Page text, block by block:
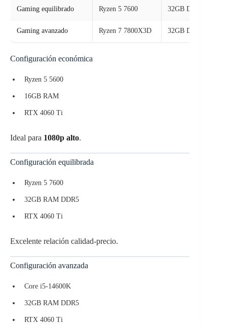
Gaming equilibrado Ryzen 5 7600 32GB DDR5
Gaming avanzado Ryzen 7 7800X3D 32GB DDR5
Configuración económica
Ryzen 5 5600
16GB RAM
RTX 4060 Ti
Ideal para 1080p alto.
Configuración equilibrada
Ryzen 5 7600
32GB RAM DDR5
RTX 4060 Ti
Excelente relación calidad-precio.
Configuración avanzada
Core i5-14600K
32GB RAM DDR5
RTX 4060 Ti